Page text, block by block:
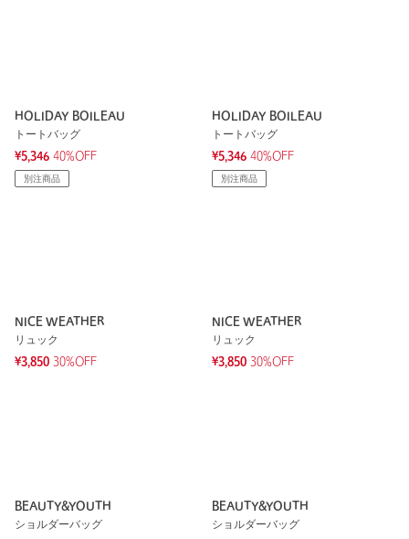
HOLIDAY BOILEAU
トートバッグ
¥5,346 40%OFF
別注商品
HOLIDAY BOILEAU
トートバッグ
¥5,346 40%OFF
別注商品
NICE WEATHER
リュック
¥3,850 30%OFF
NICE WEATHER
リュック
¥3,850 30%OFF
BEAUTY&YOUTH
ショルダーバッグ
BEAUTY&YOUTH
ショルダーバッグ